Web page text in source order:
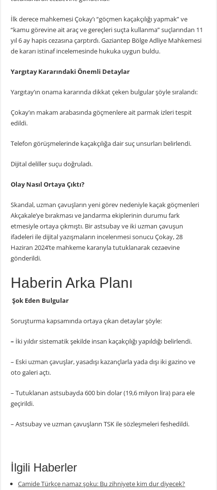
İlk derece mahkemesi Çokay’ı “göçmen kaçakçılığı yapmak” ve
“kamu görevine ait araç ve gereçleri suçta kullanma” suçlarından 11
yıl 6 ay hapis cezasına çarptırdı. Gaziantep Bölge Adliye Mahkemesi
de kararı istinaf incelemesinde hukuka uygun buldu.
Yargıtay Kararındaki Önemli Detaylar
Yargıtay’ın onama kararında dikkat çeken bulgular şöyle sıralandı:
Çokay’ın makam arabasında göçmenlere ait parmak izleri tespit
edildi.
Telefon görüşmelerinde kaçakçılığa dair suç unsurları belirlendi.
Dijital deliller suçu doğruladı.
Olay Nasıl Ortaya Çıktı?
Skandal, uzman çavuşların yeni görev nedeniyle kaçak göçmenleri
Akçakale’ye bırakması ve Jandarma ekiplerinin durumu fark
etmesiyle ortaya çıkmıştı. Bir astsubay ve iki uzman çavuşun
ifadeleri ile dijital yazışmaların incelenmesi sonucu Çokay, 28
Haziran 2024’te mahkeme kararıyla tutuklanarak cezaevine
gönderildi.
Haberin Arka Planı
Şok Eden Bulgular
Soruşturma kapsamında ortaya çıkan detaylar şöyle:
– İki yıldır sistematik şekilde insan kaçakçılığı yapıldığı belirlendi.
– Eski uzman çavuşlar, yasadışı kazançlarla yada dışı iki gazino ve
oto galeri açtı.
– Tutuklanan astsubayda 600 bin dolar (19,6 milyon lira) para ele
geçirildi.
– Astsubay ve uzman çavuşların TSK ile sözleşmeleri feshedildi.
İlgili Haberler
Camide Türkçe namaz şoku: Bu zihniyete kim dur diyecek?